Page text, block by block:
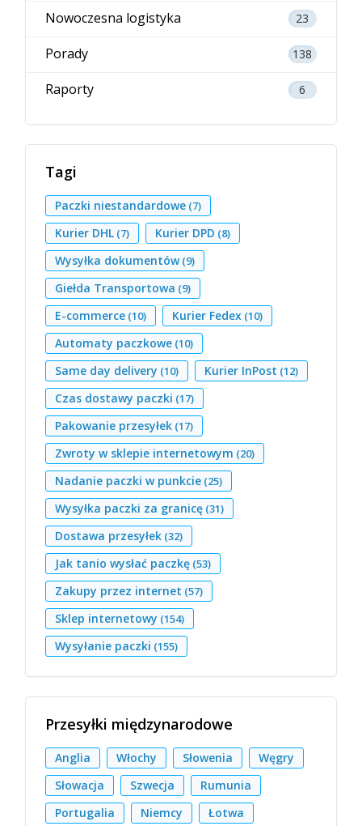
Nowoczesna logistyka 23
Porady 138
Raporty 6
Tagi
Paczki niestandardowe (7)
Kurier DHL (7) Kurier DPD (8)
Wysyłka dokumentów(9)
Giełda Transportowa (9)
E-commerce (10) Kurier Fedex (10)
Automaty paczkowe (10)
Same day delivery (10) Kurier InPost (12)
Czas dostawy paczki (17)
Pakowanie przesyłek (17)
Zwroty w sklepie internetowym (20)
Nadanie paczki w punkcie (25)
Wysyłka paczki za granicę (31)
Dostawa przesyłek (32)
Jak tanio wysłać paczkę (53)
Zakupy przez internet (57)
Sklep internetowy (154)
Wysyłanie paczki (155)
Przesyłki międzynarodowe
Anglia Włochy Słowenia
Węgry
Słowacja
Szwecja
Rumunia
Portugalia
Niemcy
Łotwa